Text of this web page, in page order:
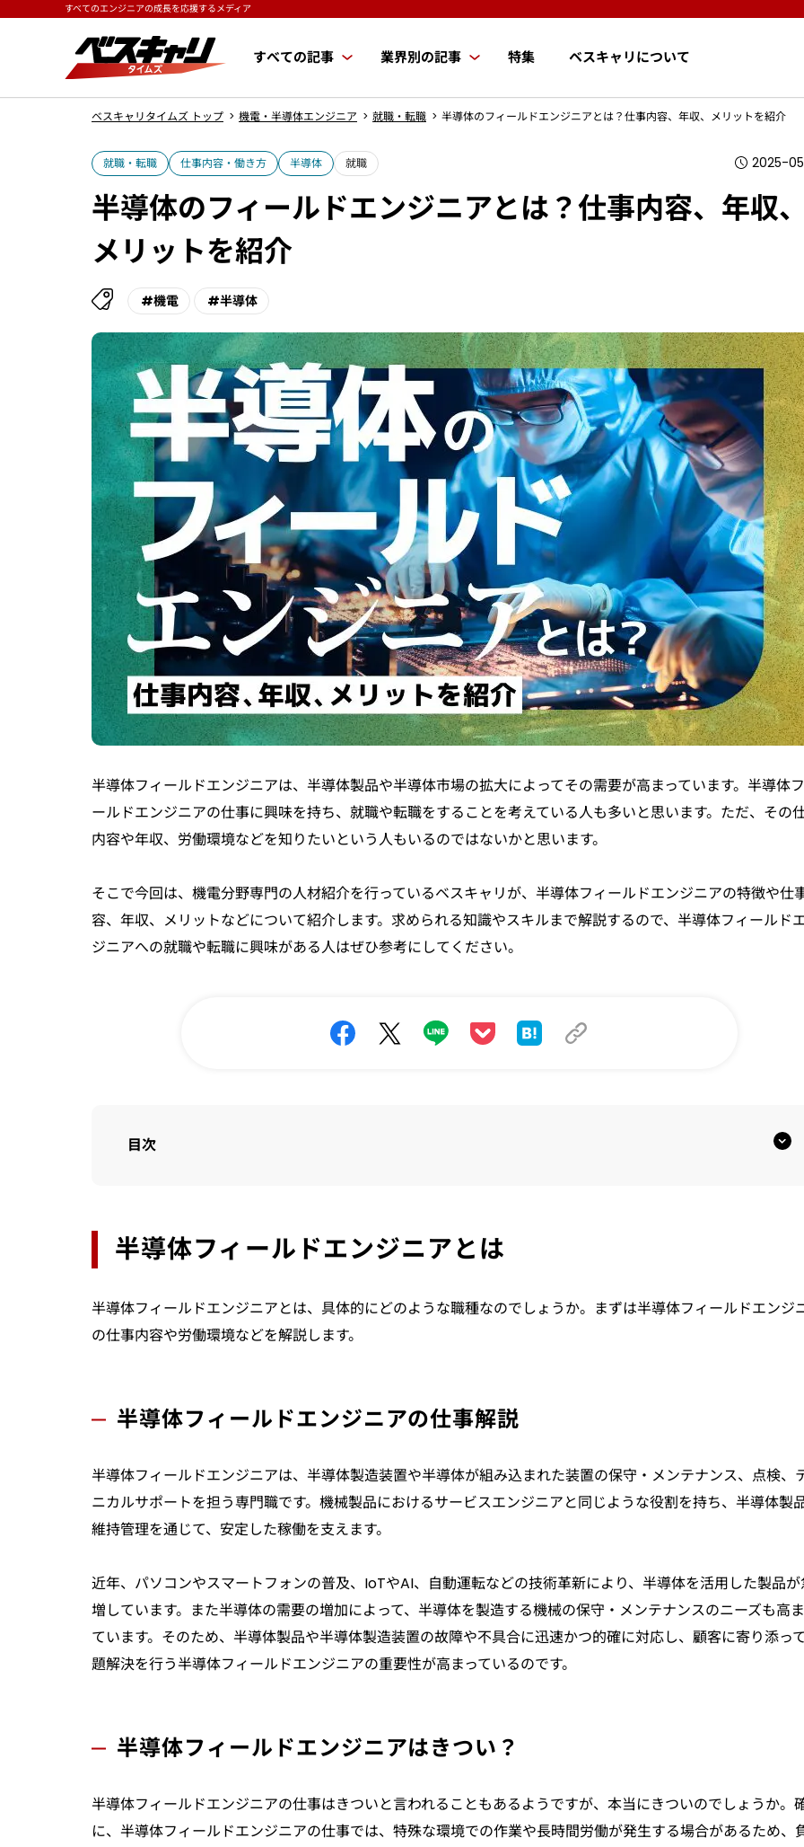
すべてのエンジニアの成長を応援するメディア
すべての記事 業界別の記事 特集 ベスキャリについて
ベスキャリタイムズ トップ 機電・半導体エンジニア 就職・転職 半導体のフィールドエンジニアとは？仕事内容、年収、メリットを紹介
半導体のフィールドエンジニアとは？仕事内容、年収、
メリットを紹介
就職・転職 仕事内容・働き方 半導体 就職 2025-
#機電 #半導体
半導体フィールドエンジニアは、半導体製品や半導体市場の拡大によってその需要が高まっています。半導体
ールドエンジニアの仕事に興味を持ち、就職や転職をすることを考えている人も多いと思います。ただ、その
内容や年収、労働環境などを知りたいという人もいるのではないかと思います。
そこで今回は、機電分野専門の人材紹介を行っているベスキャリが、半導体フィールドエンジニアの特徴や仕
容、年収、メリットなどについて紹介します。求められる知識やスキルまで解説するので、半導体フィールド
ジニアへの就職や転職に興味がある人はぜひ参考にしてください。
目次
半導体フィールドエンジニアとは
半導体フィールドエンジニアとは、具体的にどのような職種なのでしょうか。まずは半導体フィールドエンジ
の仕事内容や労働環境などを解説します。
半導体フィールドエンジニアの仕事解説
半導体フィールドエンジニアは、半導体製造装置や半導体が組み込まれた装置の保守・メンテナンス、点検、
ニカルサポートを担う専門職です。機械製品におけるサービスエンジニアと同じような役割を持ち、半導体製
維持管理を通じて、安定した稼働を支えます。
近年、パソコンやスマートフォンの普及、IoTやAI、自動運転などの技術革新により、半導体を活用した製品が
増しています。また半導体の需要の増加によって、半導体を製造する機械の保守・メンテナンスのニーズも高
ています。そのため、半導体製品や半導体製造装置の故障や不具合に迅速かつ的確に対応し、顧客に寄り添っ
題解決を行う半導体フィールドエンジニアの重要性が高まっているのです。
半導体フィールドエンジニアはきつい？
半導体フィールドエンジニアの仕事はきついと言われることもあるようですが、本当にきついのでしょうか。
に、半導体フィールドエンジニアの仕事では、特殊な環境での作業や長時間労働が発生する場合があるため、